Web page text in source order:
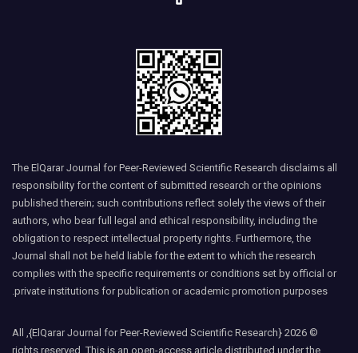
The ElQarar Journal for Peer-Reviewed Scientific Research disclaims all
responsibility for the content of submitted research or the opinions
published therein; such contributions reflect solely the views of their
authors, who bear full legal and ethical responsibility, including the
obligation to respect intellectual property rights. Furthermore, the
Journal shall not be held liable for the extent to which the research
complies with the specific requirements or conditions set by official or
private institutions for publication or academic promotion purposes.
© 2026 {ElQarar Journal for Peer-Reviewed Scientific Research}, All
rights reserved. This is an open-access article distributed under the